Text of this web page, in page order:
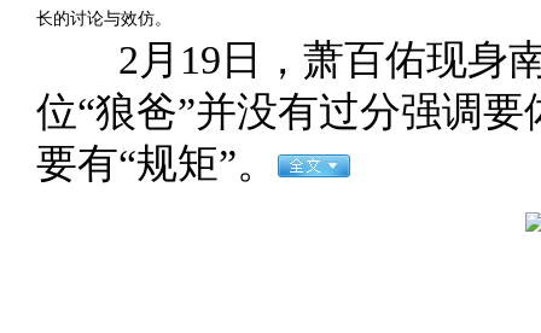
长的讨论与效仿。
2月19日，萧百佑现身南
位“狼爸”并没有过分强调
要有“规矩”。